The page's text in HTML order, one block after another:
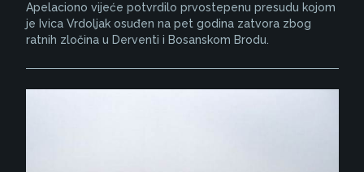
Apelaciono vijeće potvrdilo prvostepenu presudu kojom
je Ivica Vrdoljak osuđen na pet godina zatvora zbog
ratnih zločina u Derventi i Bosanskom Brodu.